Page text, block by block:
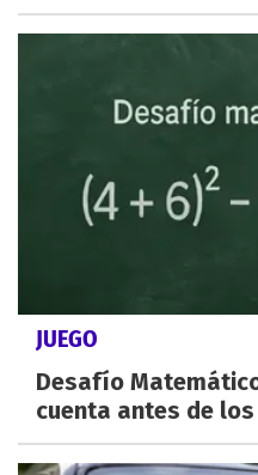
JUEGO
Desafío
cuenta antes de